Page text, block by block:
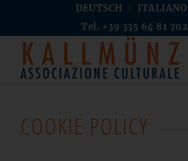
DEUTSCH
ITALIANO
Tel. +39 335 64 81 702
COOKIE POLICY